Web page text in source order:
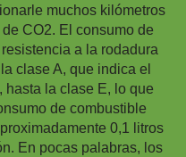
muchos kilómetros
CO2. El consumo de
a la rodadura
clase A, que indica el
hasta la clase E, lo que
de combustible
0,1 litros
En pocas palabras, los